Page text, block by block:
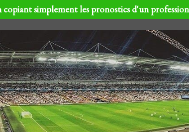
copiant simplement les pronostics d'un